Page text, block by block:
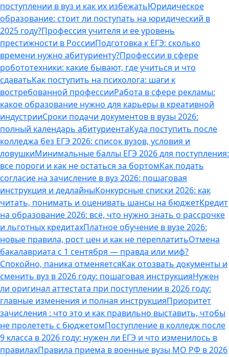
поступлении в вуз и как их избежатьЮридическое
образование: стоит ли поступать на юридический в
2025 году?Профессия учителя и ее уровень
престижности в РоссииПодготовка к ЕГЭ: сколько
времени нужно абитуриенту?Профессии в сфере
робототехники: какие бывают, где учиться и что
сдаватьКак поступить на психолога: шаги к
востребованной профессииРабота в сфере рекламы:
какое образование нужно для карьеры в креативной
индустрииСроки подачи документов в вузы 2026:
полный календарь абитуриентаКуда поступить после
колледжа без ЕГЭ 2026: список вузов, условия и
ловушкиМинимальные баллы ЕГЭ 2026 для поступления:
все пороги и как не остаться за бортомКак подать
согласие на зачисление в вуз 2026: пошаговая
инструкция и дедлайныКонкурсные списки 2026: как
читать, понимать и оценивать шансы на бюджетКредит
на образование 2026: всё, что нужно знать о рассрочке
и льготных кредитахПлатное обучение в вузе 2026:
новые правила, рост цен и как не переплатитьОтмена
бакалавриата с 1 сентября — правда или миф?
Спокойно, паника отменяетсяКак отозвать документы и
сменить вуз в 2026 году: пошаговая инструкцияНужен
ли оригинал аттестата при поступлении в 2026 году:
главные изменения и полная инструкцияПриоритет
зачисления : что это и как правильно выставить, чтобы
не пролететь с бюджетомПоступление в колледж после
9 класса в 2026 году: нужен ли ЕГЭ и что изменилось в
правилахПравила приема в военные вузы МО РФ в 2026